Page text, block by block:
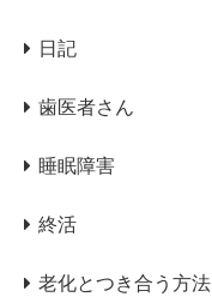
日記
歯医者さん
睡眠障害
終活
老化とつき合う方法